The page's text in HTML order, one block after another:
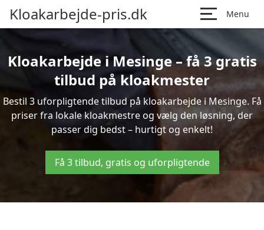
Kloakarbejde-pris.dk Menu
Kloakarbejde i Mesinge – få 3 gratis
tilbud på kloakmester
Bestil 3 uforpligtende tilbud på kloakarbejde i Mesinge. Få
priser fra lokale kloakmestre og vælg den løsning, der
passer dig bedst – hurtigt og enkelt!
Få 3 tilbud, gratis og uforpligtende